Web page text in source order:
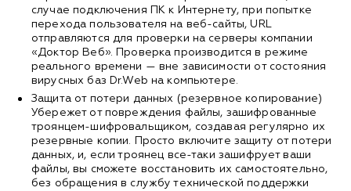
случае подключения ПК к Интернету, при попытке
перехода пользователя на веб-сайты, URL
отправляются для проверки на серверы компании
«Доктор Веб». Проверка производится в режиме
реального времени — вне зависимости от состояния
вирусных баз Dr.Web на компьютере.
Защита от потери данных (резервное копирование)
Убережет от повреждения файлы, зашифрованные
троянцем-шифровальщиком, создавая регулярно их
резервные копии. Просто включите защиту от потери
данных, и, если троянец все-таки зашифрует ваши
файлы, вы сможете восстановить их самостоятельно,
без обращения в службу технической поддержки